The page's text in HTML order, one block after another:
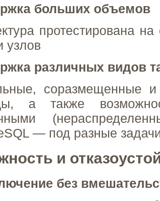
больших объемов
протестирована
узлов
различных видов
соразмещенные
а также
— под разные
и
без